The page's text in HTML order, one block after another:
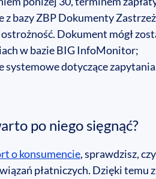
z bazy ZBP Dokumenty
Dokument mógł
w bazie BIG InfoMonitor;
systemowe dotyczące
po niego sięgnąć?
o konsumencie, sprawdzisz,
płatniczych. Dzięki temu